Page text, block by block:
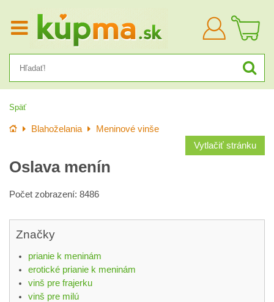
Prihlásiť
sa
Späť
Úvod Blahoželania
Meninové vinše
Vytlačiť stránku
Oslava menín
Počet zobrazení: 8486
Značky
prianie k meninám
erotické prianie k meninám
vinš pre frajerku
vinš pre milú